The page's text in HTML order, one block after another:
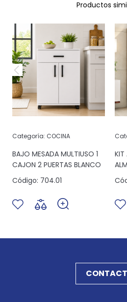
Productos
Categoría: COCINA
BAJO MESADA MULTIUSO 1
CAJON 2 PUERTAS BLANCO
Código: 704.01
KIT